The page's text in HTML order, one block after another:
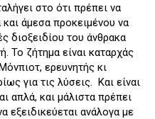
στο ότι πρέπει να
άμεσα προκειμένου να
διοξειδίου του άνθρακα
Το ζήτημα είναι καταρχάς
ερευνητής κι
για τις λύσεις. Και είναι
απλά, και μάλιστα πρέπει
εξειδικεύεται ανάλογα με